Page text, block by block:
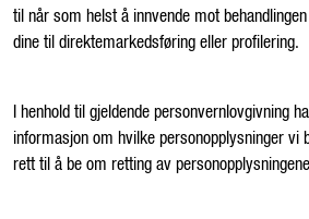
til når som helst å innvende mot
dine til direktemarkedsføring eller profilering.
I henhold til gjeldende personvernlovgivning
informasjon om hvilke personopplysninger vi
rett til å be om retting av